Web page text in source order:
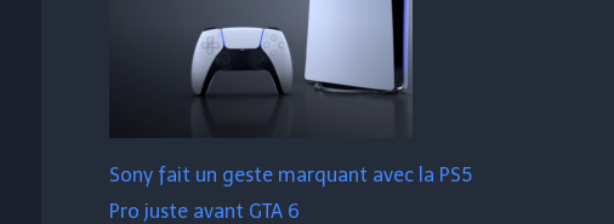
Sony fait un geste marquant avec la PS5
Pro juste avant GTA 6